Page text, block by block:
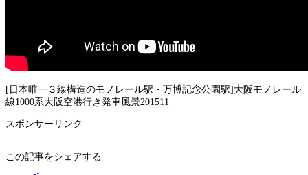
[日本唯一３線構造のモノレール駅・万博記念公園駅]大阪モノレール
線1000系大阪空港行き発車風景201511
スポンサーリンク
この記事をシェアする